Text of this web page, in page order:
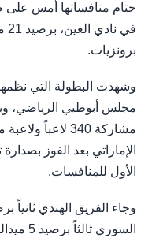
ختام منافساتها أمس على
برونزيات.
وشهدت البطولة التي نظمها
مجلس أبوظبي الرياضي،
الأول للمنافسات.
السوري